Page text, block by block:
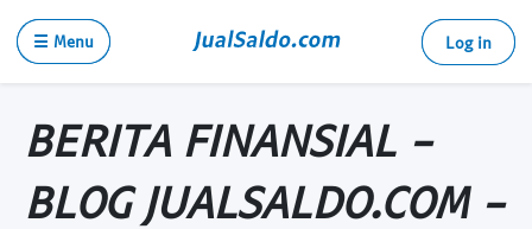
☰ Menu Log in
BERITA FINANSIAL -
BLOG JUALSALDO.COM -